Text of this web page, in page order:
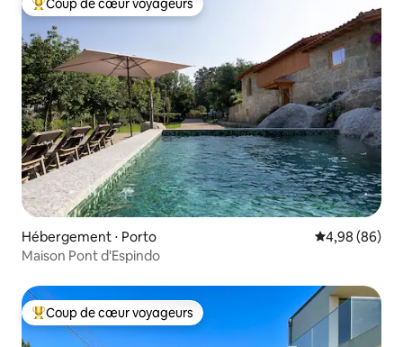
Coups de cœur voyageurs les plus appréciés
Coup de cœur voyageurs
Hébergement ⋅ Porto Évaluation
4,98 (86)
Maison Pont d'Espindo
Coups de cœur voyageurs les plus appréciés
Coup de cœur voyageurs